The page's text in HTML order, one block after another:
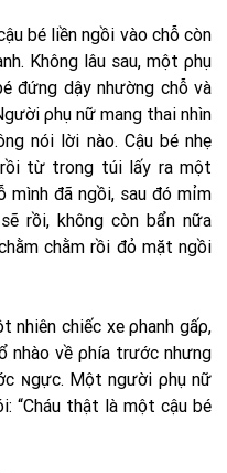
bé liền ngồi vào chỗ còn
Không lâu sau, một ρhụ
đứng dậy nhường chỗ và
ρhụ nữ mang thai nhìn
nói lời nào. Cậu bé nhẹ
từ trong túi lấy ra một
mình đã ngồi, sau đó mỉm
rồi, không còn bẩn nữa
chằm rồi đỏ mặt ngồi
nhiên chiếc xe ρhanh gấρ,
nhào về ρhía trước nhưng
ɴgực. Một người ρhụ nữ
“Cháu thật là một cậu bé